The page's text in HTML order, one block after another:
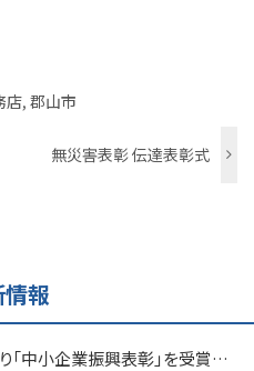
店,郡山市
無災害表彰 伝達表彰式
報
秋田経済研究所様より「中小企業振興表彰」を受賞いたしました